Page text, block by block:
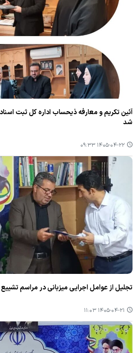
آئین تکریم و معارفه ذیحساب اداره کل ثبت
شد
۱۴۰۵-۰۴-۲۲ ۰۹:۳۳
تجلیل از عوامل اجرایی میزبانی در مراسم
۱۴۰۵-۰۴-۲۱ ۱۱:۰۳